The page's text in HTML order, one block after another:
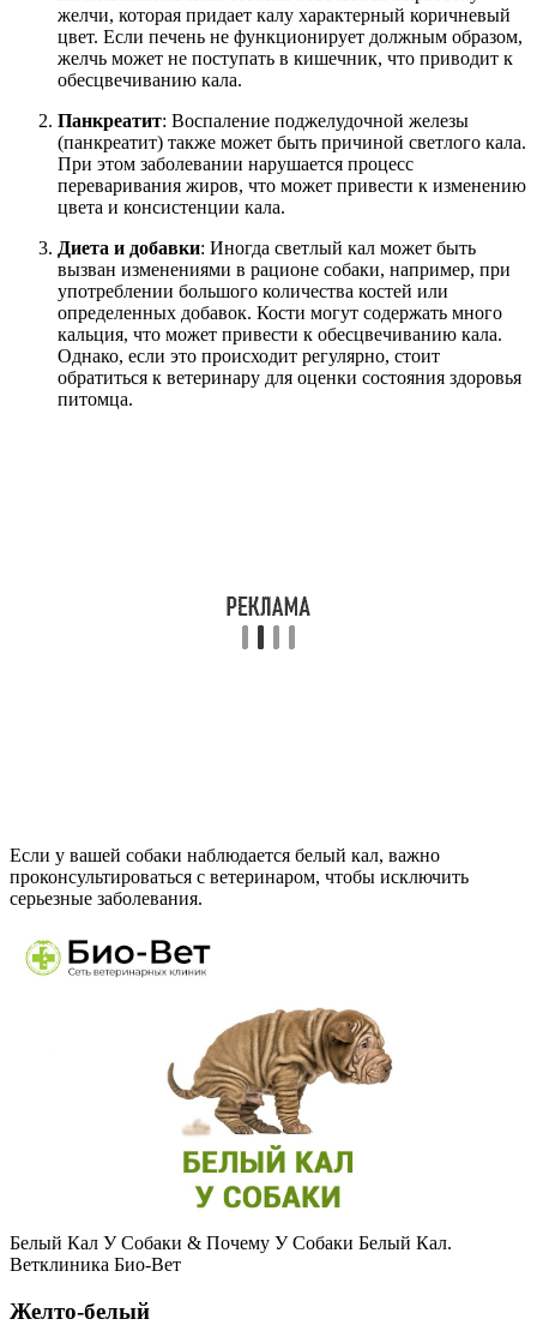
желчи, которая придает калу характерный коричневый
цвет. Если печень не функционирует должным образом,
желчь может не поступать в кишечник, что приводит к
обесцвечиванию кала.
Панкреатит: Воспаление поджелудочной железы
(панкреатит) также может быть причиной светлого кала.
При этом заболевании нарушается процесс
переваривания жиров, что может привести к изменению
цвета и консистенции кала.
Диета и добавки: Иногда светлый кал может быть
вызван изменениями в рационе собаки, например, при
употреблении большого количества костей или
определенных добавок. Кости могут содержать много
кальция, что может привести к обесцвечиванию кала.
Однако, если это происходит регулярно, стоит
обратиться к ветеринару для оценки состояния здоровья
питомца.
Если у вашей собаки наблюдается белый кал, важно
проконсультироваться с ветеринаром, чтобы исключить
серьезные заболевания.
Белый Кал У Собаки & Почему У Собаки Белый Кал.
Ветклиника Био-Вет
Желто-белый